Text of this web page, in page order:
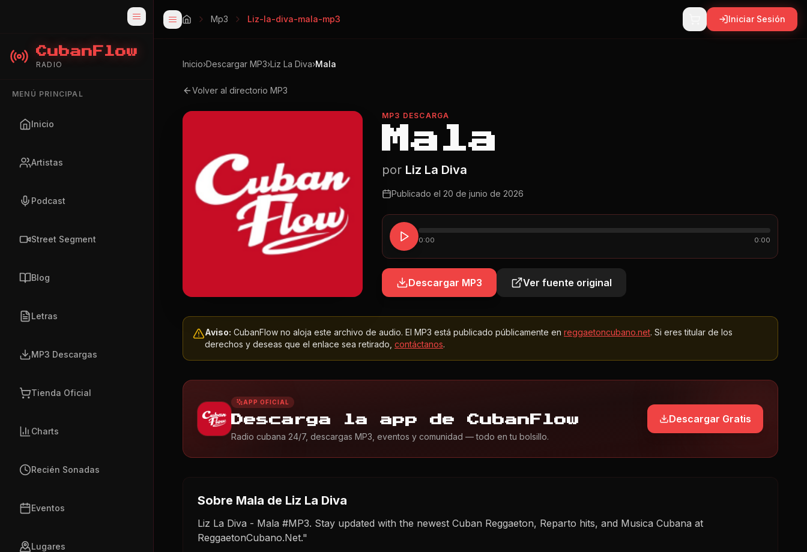
CubanFlow
RADIO
MENÚ PRINCIPAL
Inicio
Artistas
Podcast
Street Segment
Blog
Letras
MP3 Descargas
Tienda Oficial
Charts
Recién Sonadas
Eventos
Lugares
Mp3 Liz-la-diva-mala-mp3 Iniciar Sesión
Inicio›Descargar MP3›Liz La Diva›Mala
Volver al directorio MP3
MP3 DESCARGA
Mala
por Liz La Diva
Publicado el 20 de junio de 2026
0:00 0:00
Descargar MP3 Ver fuente original
Aviso: CubanFlow no aloja este archivo de audio. El MP3 está publicado públicamente en reggaetoncubano.net. Si eres titular de los
derechos y deseas que el enlace sea retirado, contáctanos.
APP OFICIAL
Descarga la app de CubanFlow
Radio cubana 24/7, descargas MP3, eventos y comunidad — todo en tu bolsillo.
Descargar Gratis
Sobre Mala de Liz La Diva
Liz La Diva - Mala #MP3. Stay updated with the newest Cuban Reggaeton, Reparto hits, and Musica Cubana at
ReggaetonCubano.Net."